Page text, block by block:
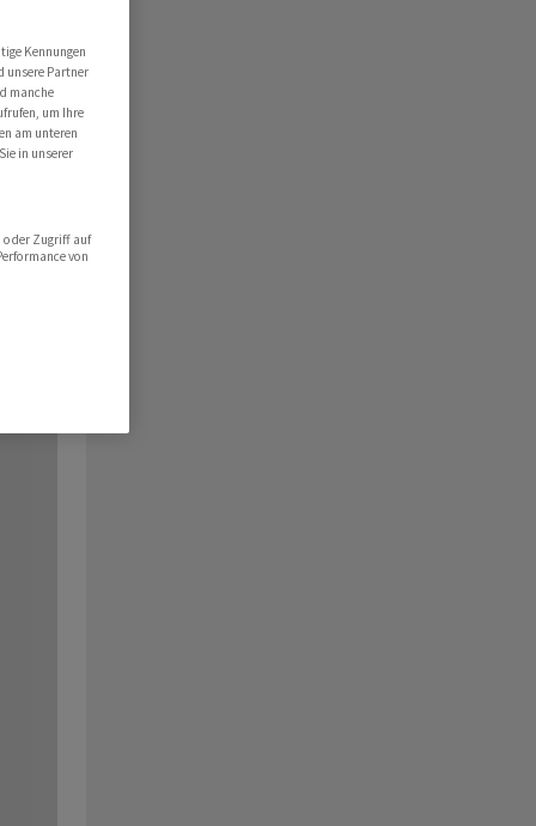
Kennungen
unsere Partner
manche
um Ihre
am unteren
in unserer
oder Zugriff auf
von